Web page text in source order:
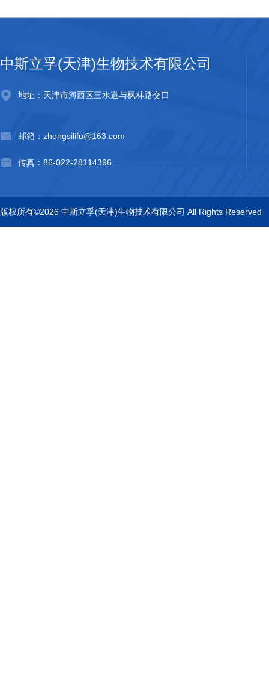
中斯立孚(天津)生物技术有限公司
地址：天津市河西区三水道与枫林路交口
邮箱：zhongsilifu@163.com
传真：86-022-28114396
版权所有©2026 中斯立孚(天津)生物技术有限公司 All Rights Reserved